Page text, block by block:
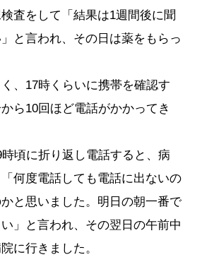
査をして「結果は1週間後に聞
と言われ、その日は薬をもらっ
、17時くらいに携帯を確認す
ら10回ほど電話がかかってき
頃に折り返し電話すると、病
何度電話しても電話に出ないの
と思いました。明日の朝一番で
」と言われ、その翌日の午前中
に行きました。